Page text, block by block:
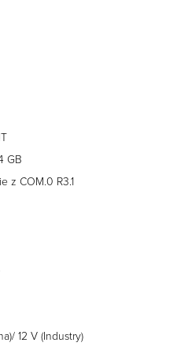
GB
z COM.0 R3.1
12 V (Industry)